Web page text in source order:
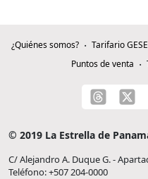
¿Quiénes somos? Tarifario GESE
Puntos de venta
© 2019 La Estrella de
C/ Alejandro A. Duque G. -
Teléfono: +507 204-0000